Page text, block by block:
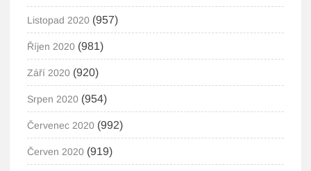
Listopad 2020 (957)
Říjen 2020 (981)
Září 2020 (920)
Srpen 2020 (954)
Červenec 2020 (992)
Červen 2020 (919)